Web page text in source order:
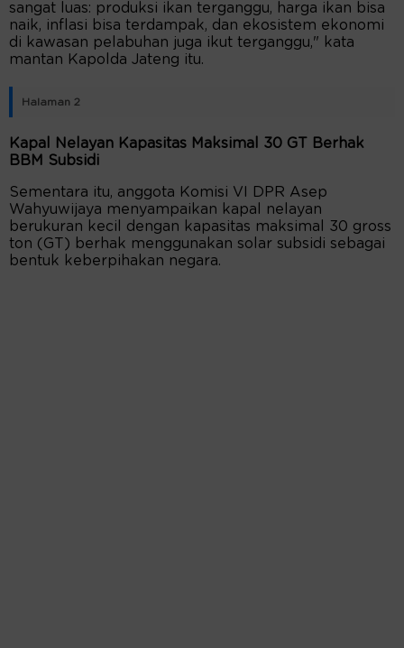
sangat luas: produksi ikan terganggu, harga ikan bisa
naik, inflasi bisa terdampak, dan ekosistem ekonomi
di kawasan pelabuhan juga ikut terganggu," kata
mantan Kapolda Jateng itu.
Halaman 2
Kapal Nelayan Kapasitas Maksimal 30 GT Berhak
BBM Subsidi
Sementara itu, anggota Komisi VI DPR Asep
Wahyuwijaya menyampaikan kapal nelayan
berukuran kecil dengan kapasitas maksimal 30 gross
ton (GT) berhak menggunakan solar subsidi sebagai
bentuk keberpihakan negara.